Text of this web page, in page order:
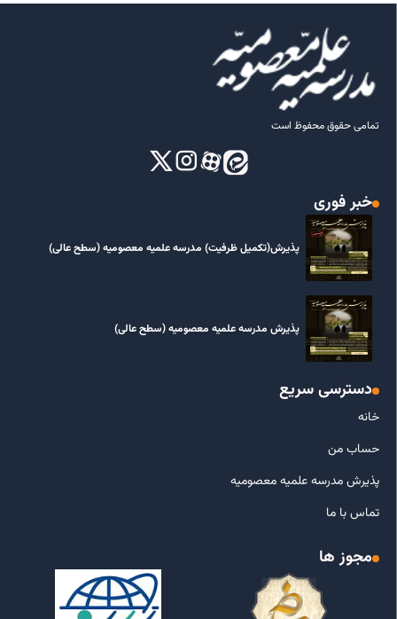
تمامی حقوق محفوظ است
خبر فوری
پذیرش(تکمیل ظرفیت) مدرسه علمیه معصومیه‌ (سطح عالی)
پذیرش مدرسه علمیه معصومیه‌ (سطح عالی)
دسترسی سریع
خانه
حساب من
پذیرش مدرسه علمیه معصومیه
تماس با ما
مجوز ها